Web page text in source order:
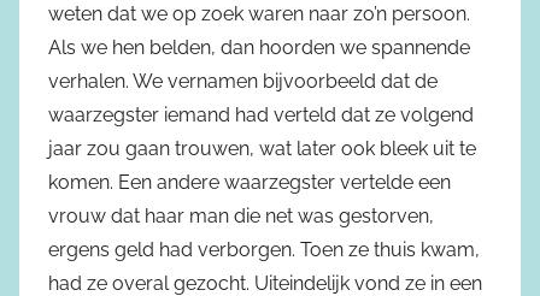
weten dat we op zoek waren naar zo’n persoon.
Als we hen belden, dan hoorden we spannende
verhalen. We vernamen bijvoorbeeld dat de
waarzegster iemand had verteld dat ze volgend
jaar zou gaan trouwen, wat later ook bleek uit te
komen. Een andere waarzegster vertelde een
vrouw dat haar man die net was gestorven,
ergens geld had verborgen. Toen ze thuis kwam,
had ze overal gezocht. Uiteindelijk vond ze in een